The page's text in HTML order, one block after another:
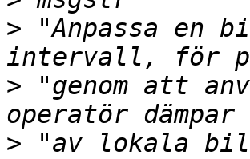
> "Anpassa en
> "genom att
> "av lokala